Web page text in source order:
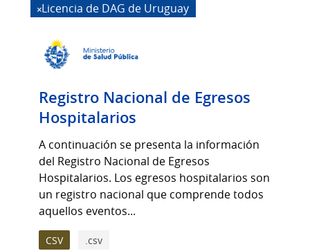
Licencia de DAG de Uruguay
Registro Nacional de Egresos
Hospitalarios
A continuación se presenta la información
del Registro Nacional de Egresos
Hospitalarios. Los egresos hospitalarios son
un registro nacional que comprende todos
aquellos eventos...
CSV .csv